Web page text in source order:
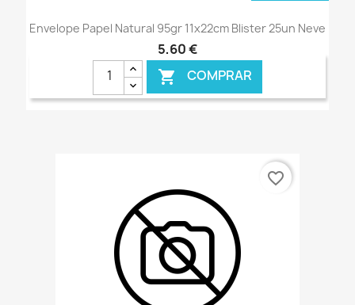
Envelope Papel Natural 95gr 11x22cm Blister 25un Neve
5,60 €
 COMPRAR
favorite_border